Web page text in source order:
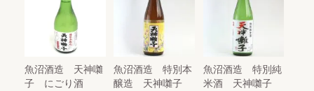
魚沼酒造 天神囃
子 にごり酒
魚沼酒造 特別本
醸造 天神囃子
魚沼酒造 特別純
米酒 天神囃子